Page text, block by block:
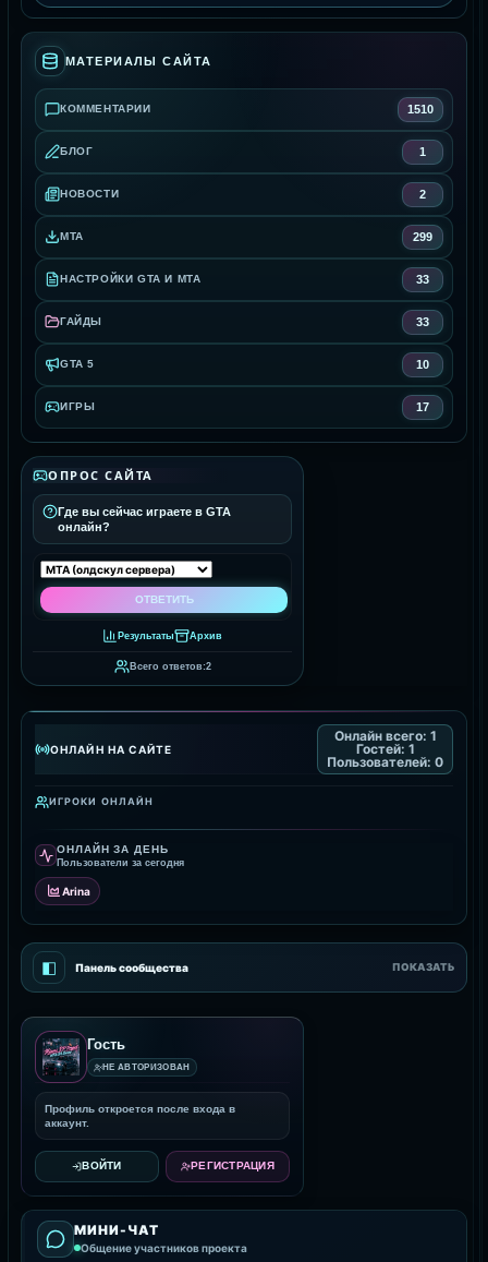
МАТЕРИАЛЫ САЙТА
КОММЕНТАРИИ 1510
БЛОГ 1
НОВОСТИ 2
MTA 299
НАСТРОЙКИ GTA И MTA 33
ГАЙДЫ 33
GTA 5 10
ИГРЫ 17
ОПРОС САЙТА
Где вы сейчас играете в GTA
онлайн?
Результаты Архив
Всего ответов:2
ОНЛАЙН НА САЙТЕ
Онлайн всего: 1
Гостей: 1
Пользователей: 0
ИГРОКИ ОНЛАЙН
ОНЛАЙН ЗА ДЕНЬ
Пользователи за сегодня
Arina
◧ Панель сообщества ПОКАЗАТЬ
Гость
НЕ АВТОРИЗОВАН
Профиль откроется после входа в
аккаунт.
ВОЙТИ РЕГИСТРАЦИЯ
МИНИ-ЧАТ
Общение участников проекта